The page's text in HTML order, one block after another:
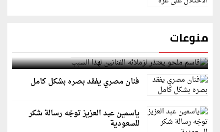
منوعات
قاسم ملحو يعتذر لزملائه الفنانين لهذا السبب
فنان مصري يفقد بصره بشكل كامل
ياسمين عبد العزيز توجّه رسالة شكر
للسعودية